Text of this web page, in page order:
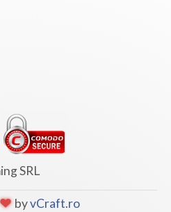
SRL
byvCraft.ro